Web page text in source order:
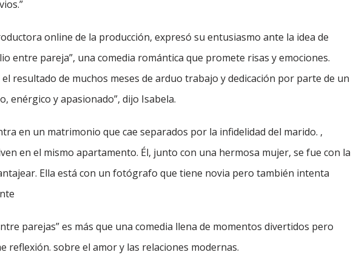
online de la producción, expresó su entusiasmo ante la idea de
entre pareja”, una comedia romántica que promete risas y emociones.
el resultado de muchos meses de arduo trabajo y dedicación por parte de un
enérgico y apasionado”, dijo Isabela.
en un matrimonio que cae separados por la infidelidad del marido. ,
en el mismo apartamento. Él, junto con una hermosa mujer, se fue con la
Ella está con un fotógrafo que tiene novia pero también intenta
parejas” es más que una comedia llena de momentos divertidos pero
reflexión. sobre el amor y las relaciones modernas.